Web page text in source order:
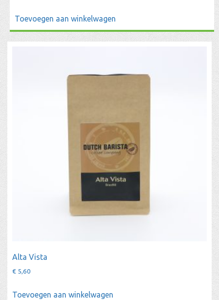
Toevoegen aan winkelwagen
Alta Vista
€ 5,60
Toevoegen aan winkelwagen